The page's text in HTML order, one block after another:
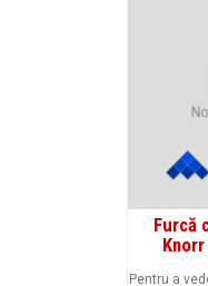
Furcă
Pentru a